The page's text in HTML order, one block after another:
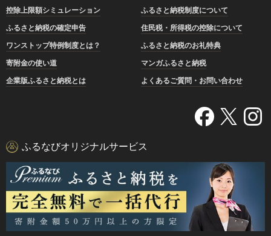
控除上限額シミュレーション
ふるさと納税制度について
ふるさと納税の確定申告
住民税・所得税の控除について
ワンストップ特例制度とは？
ふるさと納税のお礼特典
寄附金の使い道
マンガふるさと納税
企業版ふるさと納税とは
よくあるご質問・お問い合わせ
ふるなびオリジナルサービス